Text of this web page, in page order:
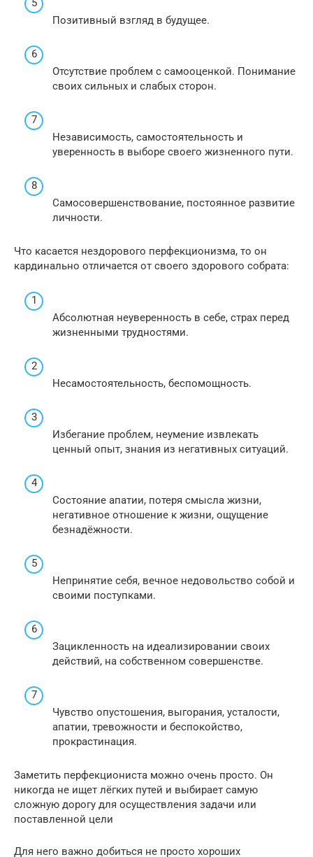
Позитивный взгляд в будущее.
Отсутствие проблем с самооценкой. Понимание
своих сильных и слабых сторон.
Независимость, самостоятельность и
уверенность в выборе своего жизненного пути.
Самосовершенствование, постоянное развитие
личности.
Что касается нездорового перфекционизма, то он
кардинально отличается от своего здорового собрата:
Абсолютная неуверенность в себе, страх перед
жизненными трудностями.
Несамостоятельность, беспомощность.
Избегание проблем, неумение извлекать
ценный опыт, знания из негативных ситуаций.
Состояние апатии, потеря смысла жизни,
негативное отношение к жизни, ощущение
безнадёжности.
Непринятие себя, вечное недовольство собой и
своими поступками.
Зацикленность на идеализировании своих
действий, на собственном совершенстве.
Чувство опустошения, выгорания, усталости,
апатии, тревожности и беспокойство,
прокрастинация.
Заметить перфекциониста можно очень просто. Он
никогда не ищет лёгких путей и выбирает самую
сложную дорогу для осуществления задачи или
поставленной цели
Для него важно добиться не просто хороших